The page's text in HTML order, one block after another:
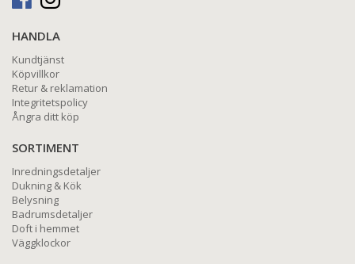
HANDLA
Kundtjänst
Köpvillkor
Retur & reklamation
Integritetspolicy
Ångra ditt köp
SORTIMENT
Inredningsdetaljer
Dukning & Kök
Belysning
Badrumsdetaljer
Doft i hemmet
Väggklockor